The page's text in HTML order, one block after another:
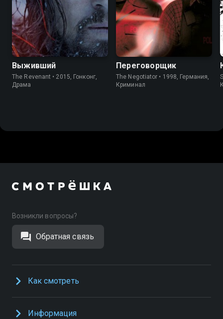
7.9 8.0
Выживший
The Revenant • 2015, Гонконг,
Драма
7.8 7.3
Переговорщик
The Negotiator • 1998, Германия,
Криминал
Возникли вопросы?
Обратная связь
Как смотреть
Информация